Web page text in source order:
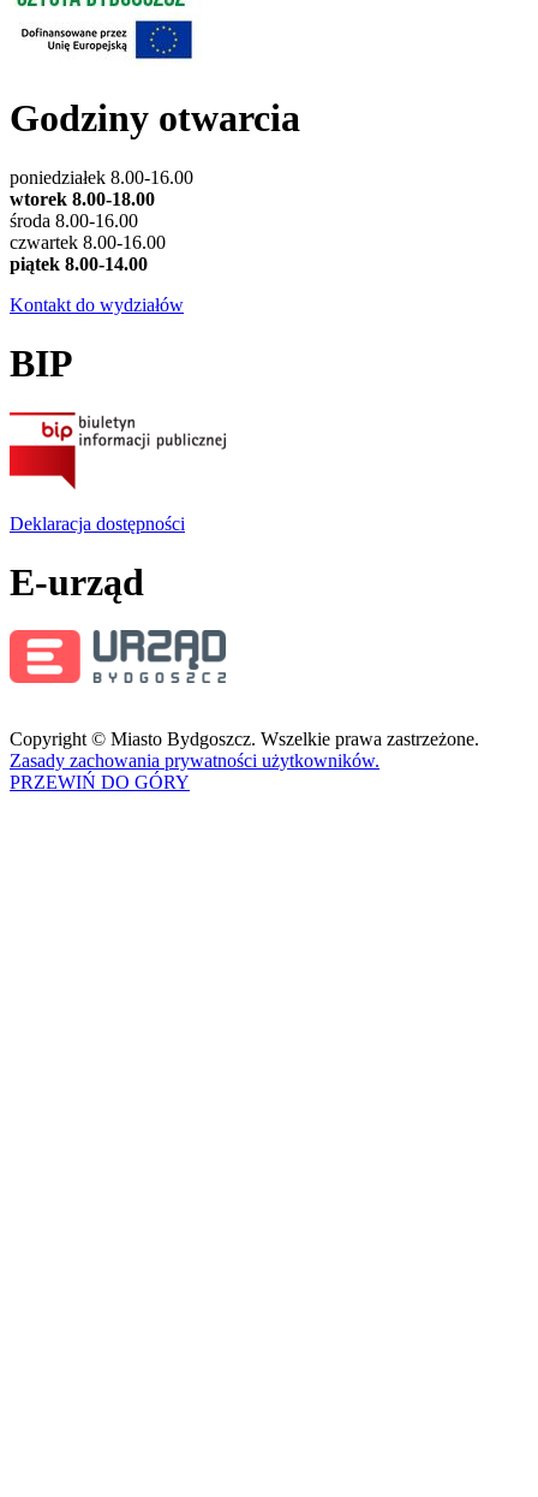
Godziny otwarcia
poniedziałek 8.00-16.00
wtorek 8.00-18.00
środa 8.00-16.00
czwartek 8.00-16.00
piątek 8.00-14.00
Kontakt do wydziałów
BIP
Deklaracja dostępności
E-urząd
Copyright © Miasto Bydgoszcz. Wszelkie prawa zastrzeżone.
Zasady zachowania prywatności użytkowników.
PRZEWIŃ DO GÓRY